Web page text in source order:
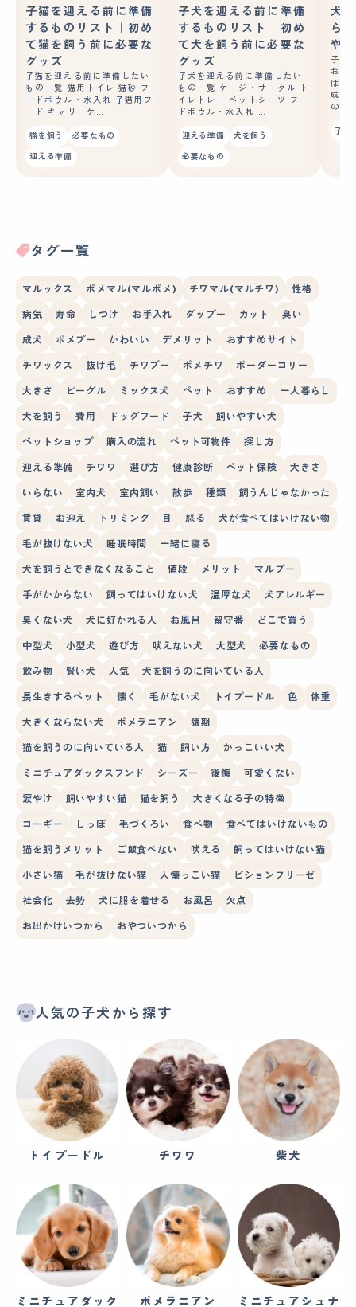
子猫を迎える前に準備
するものリスト｜初め
て猫を飼う前に必要な
グッズ
子猫を迎える前に準備したい
もの一覧 猫用トイレ 猫砂 フ
ードボウル・水入れ 子猫用フ
ード キャリーケ…
猫を飼う
必要なもの
迎える準備
子犬を迎える前に準備
するものリスト｜初め
て犬を飼う前に必要な
グッズ
子犬を迎える前に準備したい
もの一覧 ケージ・サークル ト
イレトレー ペットシーツ フー
ドボウル・水入れ …
迎える準備
犬を飼う
必要なもの
犬
ら
や
子犬
おや
はあ
成長
の良
子犬
タグ一覧
マルックス ポメマル(マルポメ) チワマル(マルチワ) 性格
病気 寿命 しつけ お手入れ ダップー カット 臭い
成犬 ポメプー かわいい デメリット おすすめサイト
チワックス 抜け毛 チワプー ポメチワ ボーダーコリー
大きさ ビーグル ミックス犬 ペット おすすめ 一人暮らし
犬を飼う 費用 ドッグフード 子犬 飼いやすい犬
ペットショップ 購入の流れ ペット可物件 探し方
迎える準備 チワワ 選び方 健康診断 ペット保険 大きさ
いらない 室内犬 室内飼い 散歩 種類 飼うんじゃなかった
賃貸 お迎え トリミング 目 怒る 犬が食べてはいけない物
毛が抜けない犬 睡眠時間 一緒に寝る
犬を飼うとできなくなること 値段 メリット マルプー
手がかからない 飼ってはいけない犬 温厚な犬 犬アレルギー
臭くない犬 犬に好かれる人 お風呂 留守番 どこで買う
中型犬 小型犬 遊び方 吠えない犬 大型犬 必要なもの
飲み物 賢い犬 人気 犬を飼うのに向いている人
長生きするペット 懐く 毛がない犬 トイプードル 色 体重
大きくならない犬 ポメラニアン 猿期
猫を飼うのに向いている人 猫 飼い方 かっこいい犬
ミニチュアダックスフンド シーズー 後悔 可愛くない
涙やけ 飼いやすい猫 猫を飼う 大きくなる子の特徴
コーギー しっぽ 毛づくろい 食べ物 食べてはいけないもの
猫を飼うメリット ご飯食べない 吠える 飼ってはいけない猫
小さい猫 毛が抜けない猫 人懐っこい猫 ビションフリーゼ
社会化 去勢 犬に服を着せる お風呂 欠点
お出かけいつから おやついつから
人気の子犬から探す
トイプードル チワワ 柴犬
ミニチュアダック ポメラニアン ミニチュアシュナ